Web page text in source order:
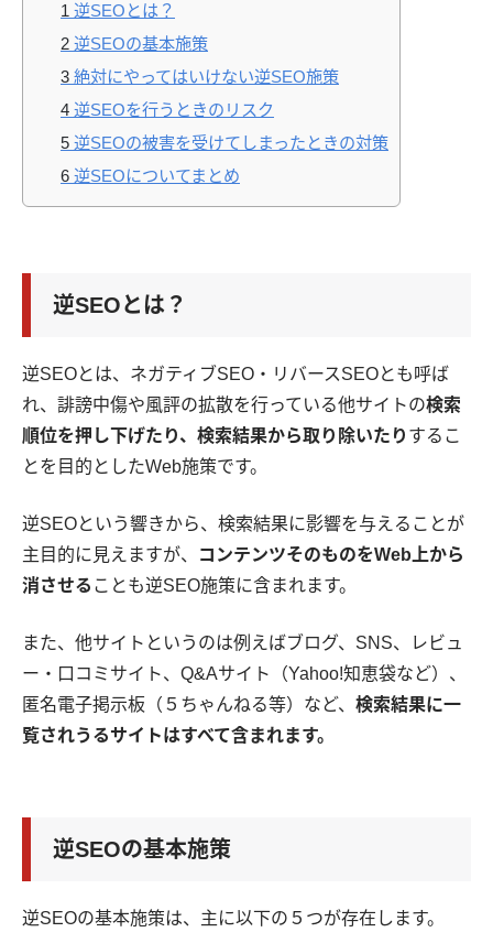
1 逆SEOとは？
2 逆SEOの基本施策
3 絶対にやってはいけない逆SEO施策
4 逆SEOを行うときのリスク
5 逆SEOの被害を受けてしまったときの対策
6 逆SEOについてまとめ
逆SEOとは？
逆SEOとは、ネガティブSEO・リバースSEOとも呼ば
れ、誹謗中傷や風評の拡散を行っている他サイトの検索
順位を押し下げたり、検索結果から取り除いたり するこ
とを目的としたWeb施策です。
逆SEOという響きから、検索結果に影響を与えることが
主目的に見えますが、
コンテンツそのものをWeb上から
消させる ことも逆SEO施策に含まれます。
また、他サイトというのは例えばブログ、SNS、レビュ
ー・口コミサイト、Q&Aサイト（Yahoo!知恵袋など）、
匿名電子掲示板（５ちゃんねる等）など、 検索結果に一
覧されうるサイトはすべて含まれます。
逆SEOの基本施策
逆SEOの基本施策は、主に以下の５つが存在します。